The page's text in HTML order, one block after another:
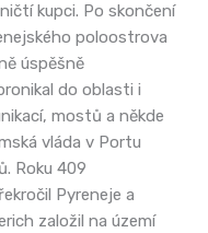
kupci. Po skončení
poloostrova
úspěšně
do oblasti i
mostů a někde
vláda v Portu
Roku 409
Pyreneje a
založil na území